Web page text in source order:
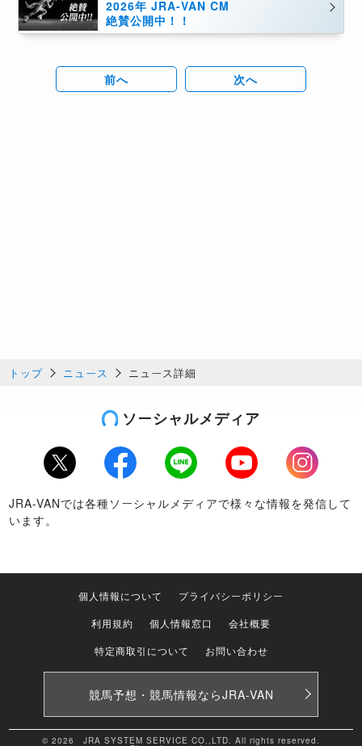
2026年 JRA-VAN CM
絶賛公開中！！
前へ 次へ
トップ ニュース ニュース詳細
ソーシャルメディア
Twitter Facebook LINE Youtube
Instagram
JRA-VANでは各種ソーシャルメディアで様々な情報を発信して
います。
個人情報について
プライバシーポリシー
利用規約
個人情報窓口
会社概要
特定商取引について
お問い合わせ
競馬予想・競馬情報ならJRA-VAN
© 2026 JRA SYSTEM SERVICE CO.,LTD. All rights reserved.